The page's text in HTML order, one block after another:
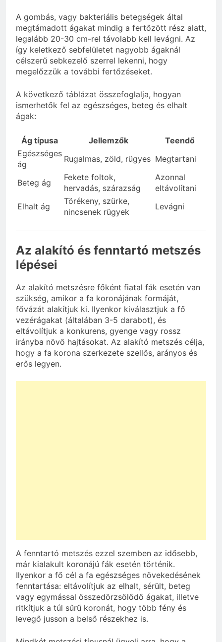
A gombás, vagy bakteriális betegségek által
megtámadott ágakat mindig a fertőzött rész alatt,
legalább 20-30 cm-rel távolabb kell levágni. Az
így keletkező sebfelületet nagyobb ágaknál
célszerű sebkezelő szerrel lekenni, hogy
megelőzzük a további fertőzéseket.
A következő táblázat összefoglalja, hogyan
ismerhetők fel az egészséges, beteg és elhalt
ágak:
Ág típusa Jellemzők
Teendő
Egészséges
ág
Rugalmas, zöld, rügyes Megtartani
Beteg ág
Fekete foltok,
hervadás, szárazság
Azonnal
eltávolítani
Elhalt ág
Törékeny, szürke,
nincsenek rügyek
Levágni
Az alakító és fenntartó metszés
lépései
Az alakító metszésre főként fiatal fák esetén van
szükség, amikor a fa koronájának formáját,
fővázát alakítjuk ki. Ilyenkor kiválasztjuk a fő
vezérágakat (általában 3-5 darabot), és
eltávolítjuk a konkurens, gyenge vagy rossz
irányba növő hajtásokat. Az alakító metszés célja,
hogy a fa korona szerkezete szellős, arányos és
erős legyen.
A fenntartó metszés ezzel szemben az idősebb,
már kialakult koronájú fák esetén történik.
Ilyenkor a fő cél a fa egészséges növekedésének
fenntartása: eltávolítjuk az elhalt, sérült, beteg
vagy egymással összedörzsölődő ágakat, illetve
ritkítjuk a túl sűrű koronát, hogy több fény és
levegő jusson a belső részekhez is.